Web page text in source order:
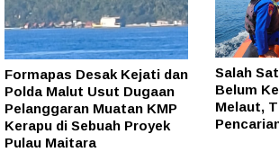
Formapas Desak Kejati dan
Polda Malut Usut Dugaan
Pelanggaran Muatan KMP
Kerapu di Sebuah Proyek
Pulau Maitara
Salah
Belum
Melaut,